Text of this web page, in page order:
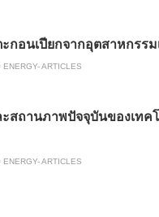
กอนเปียกจากอุตสาหกรร
ENERGY- ARTICLES
สถานภาพปัจจุบันของเทค
ENERGY- ARTICLES